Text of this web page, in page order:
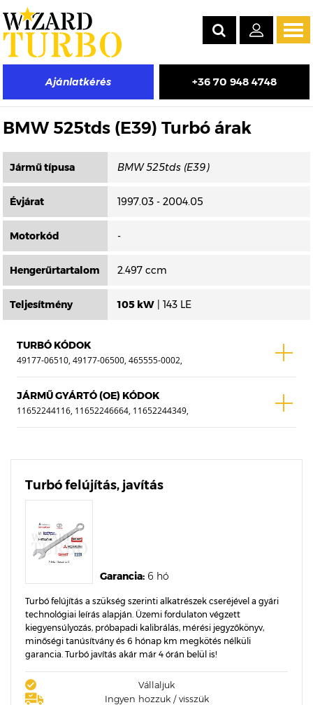
Ajánlatkérés +36 70 948 4748
Másik típus választása
BMW 525tds (E39) Turbó árak
Jármű típusa
Évjárat 1997.03 - 2004.05
Motorkód -
Hengerűrtartalom 2.497 ccm
Teljesítmény 105 kW | 143 LE
TURBÓ KÓDOK
49177-06510, 49177-06500, 465555-0002,
465555-0003
JÁRMŰ GYÁRTÓ (OE) KÓDOK
11652244116, 11652246664, 11652244349,
11652246475
Turbó felújítás, javítás
Garancia: 6 hó
Turbó felújítás a szükség szerinti alkatrészek cseréjével a gyári
technológiai leírás alapján. Üzemi fordulaton végzett
kiegyensúlyozás, próbapadi kalibrálás, mérési jegyzőkönyv,
minőségi tanúsítvány és 6 hónap km megkötés nélküli
garancia. Turbó javítás akár már 4 órán belül is!
Vállaljuk
Ingyen hozzuk / visszük